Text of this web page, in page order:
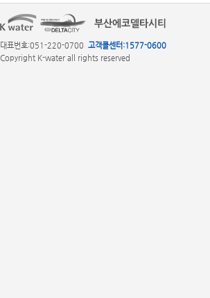
대표번호:051-220-0700 고객콜센터:1577-0600
Copyright K-water all rights reserved